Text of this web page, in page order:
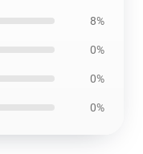
8%
0%
0%
0%